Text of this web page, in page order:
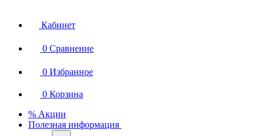
Кабинет
0 Сравнение
0 Избранное
0 Корзина
% Акции
Полезная информация